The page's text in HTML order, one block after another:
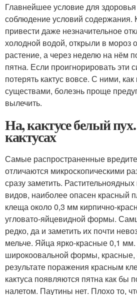
Главнейшее условие для
соблюдение условий содержания.
привести даже незначительное
холодной водой, открыли в мороз
растение, а через неделю на нём
пятна. Если проигнорировать
потерять кактус вовсе. С ними,
существами, болезнь проще
вылечить.
На, кактусе белый
кактусах
Самые распространенные
отличаются микроскопическими
сразу заметить.
видов, наиболее опасен красный
клеща около 0,3 мм кирпично-
угловато-яйцевидной формы.
редко, да и заметить их почти
мельче. Яйца ярко-красные 0,1
широкоовальной формы, красные,
результате поражения красным
кактуса появляются пятна как
налетом. Паутины нет. Плохо то,